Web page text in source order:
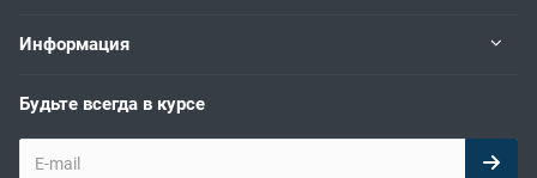
Информация
Будьте всегда в курсе